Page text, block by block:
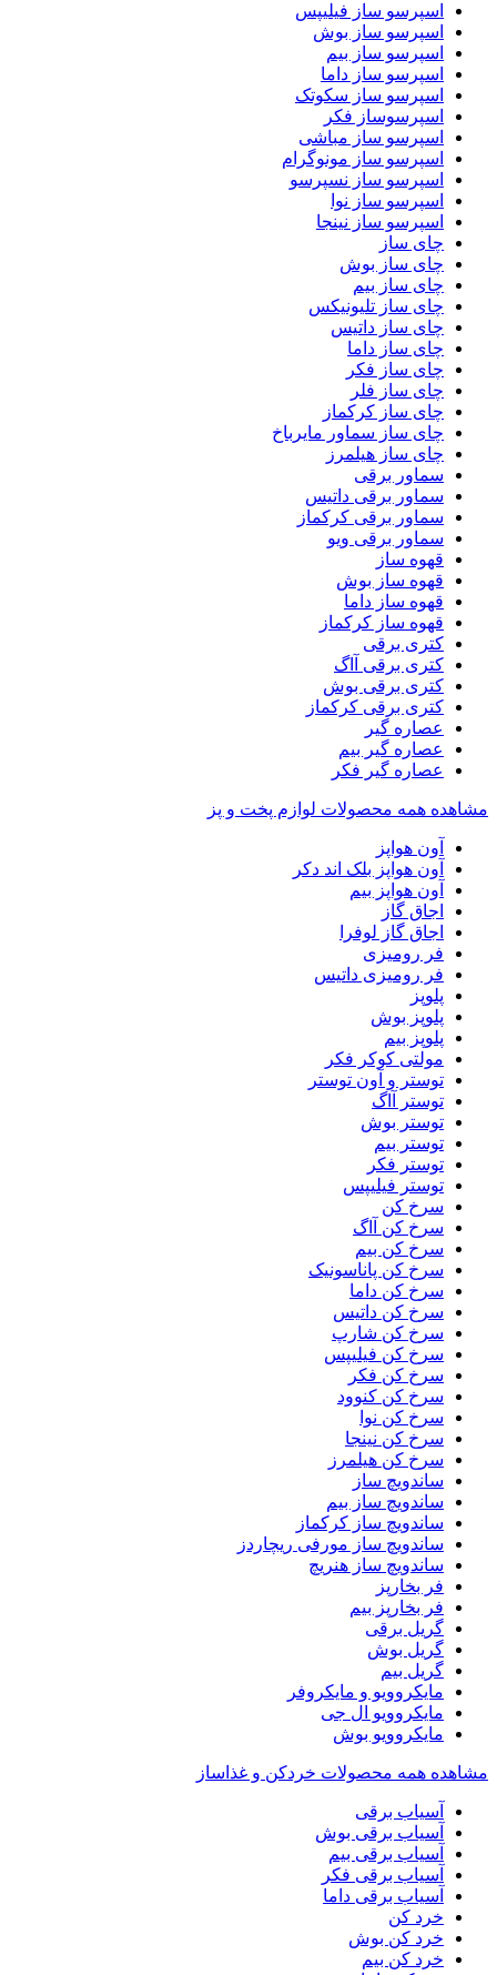
اسپرسو ساز فیلیپس
اسپرسو ساز بوش
اسپرسو ساز بیم
اسپرسو ساز داما
اسپرسو ساز سکوتک
اسپرسوساز فکر
اسپرسو ساز مباشی
اسپرسو ساز مونوگرام
اسپرسو ساز نسپرسو
اسپرسو ساز نوا
اسپرسو ساز نینجا
چای ساز
چای ساز بوش
چای ساز بیم
چای ساز تلیونیکس
چای ساز داتیس
چای ساز داما
چای ساز فکر
چای ساز فلر
چای ساز کرکماز
چای ساز سماور مایرباخ
چای ساز هیلمرز
سماور برقی
سماور برقی داتیس
سماور برقی کرکماز
سماور برقی ویو
قهوه ساز
قهوه ساز بوش
قهوه ساز داما
قهوه ساز کرکماز
کتری برقی
کتری برقی آاگ
کتری برقی بوش
کتری برقی کرکماز
عصاره گیر
عصاره گیر بیم
عصاره گیر فکر
مشاهده همه محصولات لوازم پخت و پز
آون هواپز
آون هواپز بلک اند دکر
آون هواپز بیم
اجاق گاز
اجاق گاز لوفرا
فر رومیزی
فر رومیزی داتیس
پلوپز
پلوپز بوش
پلوپز بیم
مولتی کوکر فکر
توستر و آون توستر
توستر آاگ
توستر بوش
توستر بیم
توستر فکر
توستر فیلیپس
سرخ کن
سرخ کن آاگ
سرخ کن بیم
سرخ کن پاناسونیک
سرخ کن داما
سرخ کن داتیس
سرخ کن شارپ
سرخ کن فیلیپس
سرخ کن فکر
سرخ کن کنوود
سرخ کن نوا
سرخ کن نینجا
سرخ کن هیلمرز
ساندویچ ساز
ساندویچ ساز بیم
ساندویچ ساز کرکماز
ساندویچ ساز مورفی ریچاردز
ساندویچ ساز هنریچ
فر بخارپز
فر بخارپز بیم
گریل برقی
گریل بوش
گریل بیم
مایکروویو و مایکروفر
مایکروویو ال جی
مایکروویو بوش
مشاهده همه محصولات خردکن و غذاساز
آسیاب برقی
آسیاب برقی بوش
آسیاب برقی بیم
آسیاب برقی فکر
آسیاب برقی داما
خرد کن
خرد کن بوش
خرد کن بیم